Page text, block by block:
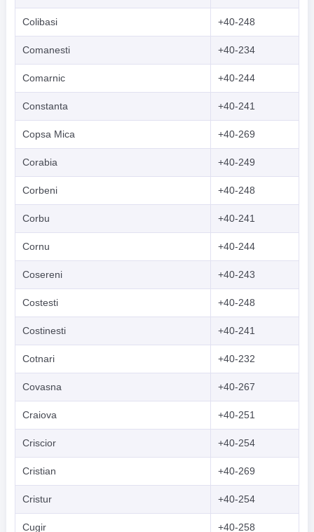
Colibasi +40-248
Comanesti +40-234
Comarnic +40-244
Constanta +40-241
Copsa Mica +40-269
Corabia +40-249
Corbeni +40-248
Corbu +40-241
Cornu +40-244
Cosereni +40-243
Costesti +40-248
Costinesti +40-241
Cotnari +40-232
Covasna +40-267
Craiova +40-251
Criscior +40-254
Cristian +40-269
Cristur +40-254
Cugir +40-258